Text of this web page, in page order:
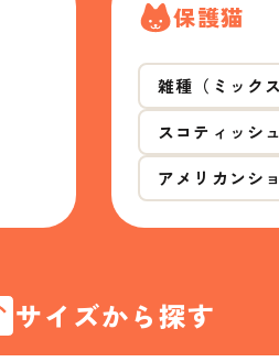
保護猫
雑種（ミックス
スコティッシ
アメリカンシ
サイズから探す